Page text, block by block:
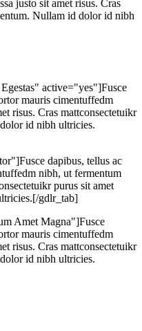
justo sit amet risus. Cras
Nullam id dolor id nibh
active="yes"]Fusce
mauris cimentuffedm
risus. Cras mattconsectetuikr
id nibh ultricies.
dapibus, tellus ac
nibh, ut fermentum
purus sit amet
gdlr_tab]
Amet Magna"]Fusce
mauris cimentuffedm
risus. Cras mattconsectetuikr
id nibh ultricies.